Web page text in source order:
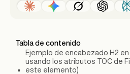
Tabla de contenido
Ejemplo de encabezado H2
usando los atributos TOC de
este elemento)